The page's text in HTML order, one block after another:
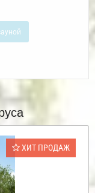
ХИТ ПРОДАЖ